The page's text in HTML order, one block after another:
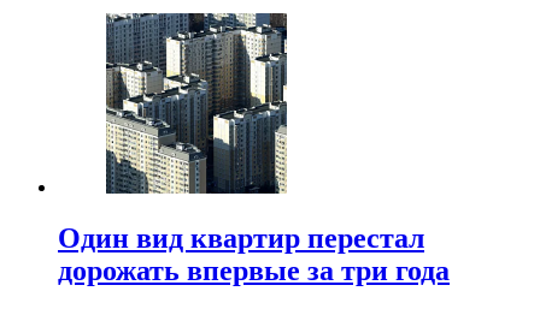
Один вид квартир перестал
дорожать впервые за три года